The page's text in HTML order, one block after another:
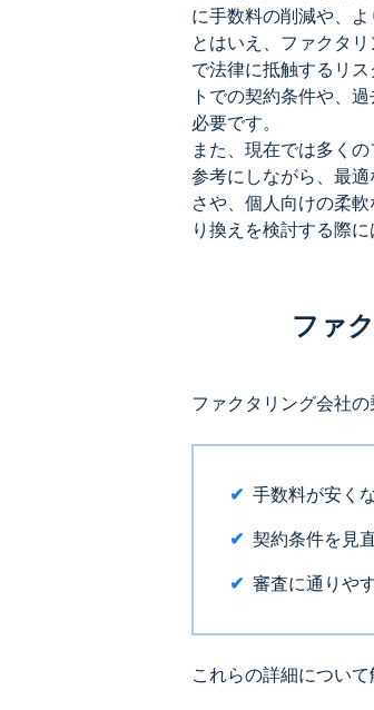
に手数料の削減や、
とはいえ、ファクタ
で法律に抵触するリ
トでの契約条件や、
必要です。
また、現在では多く
参考にしながら、最
さや、個人向けの柔
り換えを検討する際
ファ
ファクタリング会社
手数料が安く
契約条件を見
審査に通りや
これらの詳細について